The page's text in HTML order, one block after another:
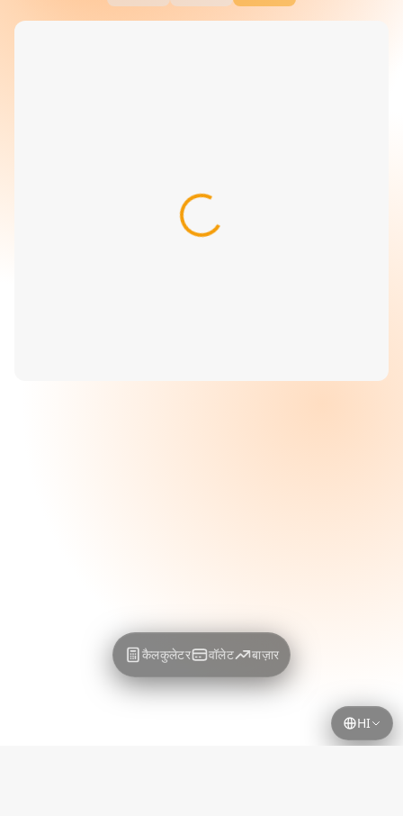
कैलकुलेटर वॉलेट बाज़ार
HI